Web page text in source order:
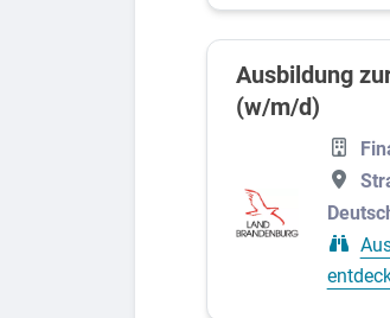
Ausbildung
(w/m/d)